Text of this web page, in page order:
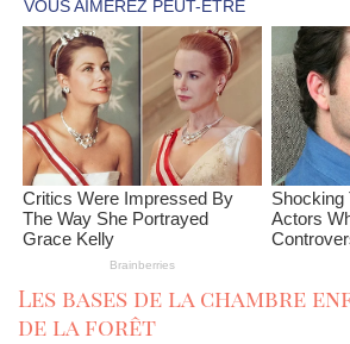
Les bases de la chambre
de la forêt